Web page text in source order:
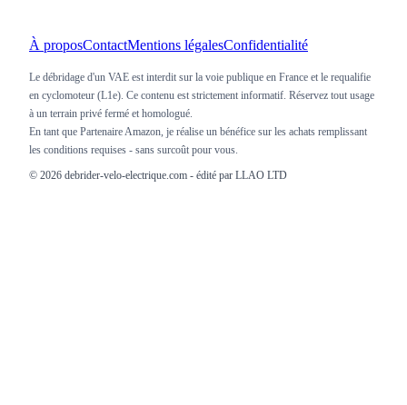
À proposContactMentions légalesConfidentialité
Le débridage d'un VAE est interdit sur la voie publique en France et le requalifie
en cyclomoteur (L1e). Ce contenu est strictement informatif. Réservez tout usage
à un terrain privé fermé et homologué.
En tant que Partenaire Amazon, je réalise un bénéfice sur les achats remplissant
les conditions requises - sans surcoût pour vous.
© 2026 debrider-velo-electrique.com - édité par LLAO LTD